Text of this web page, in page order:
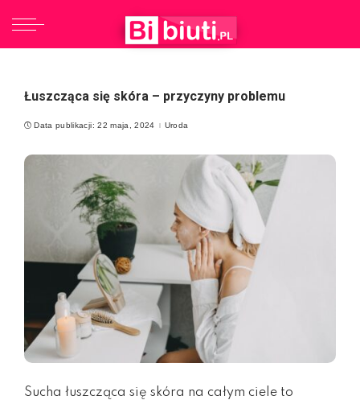
Łuszcząca się skóra – przyczyny problemu
Data publikacji: 22 maja, 2024 Uroda
Sucha łuszcząca się skóra na całym ciele to